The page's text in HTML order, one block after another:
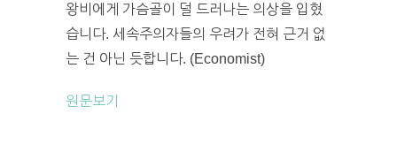
왕비에게 가슴골이 덜 드러나는 의상을 입혔
습니다. 세속주의자들의 우려가 전혀 근거 없
는 건 아닌 듯합니다. (Economist)
원문보기